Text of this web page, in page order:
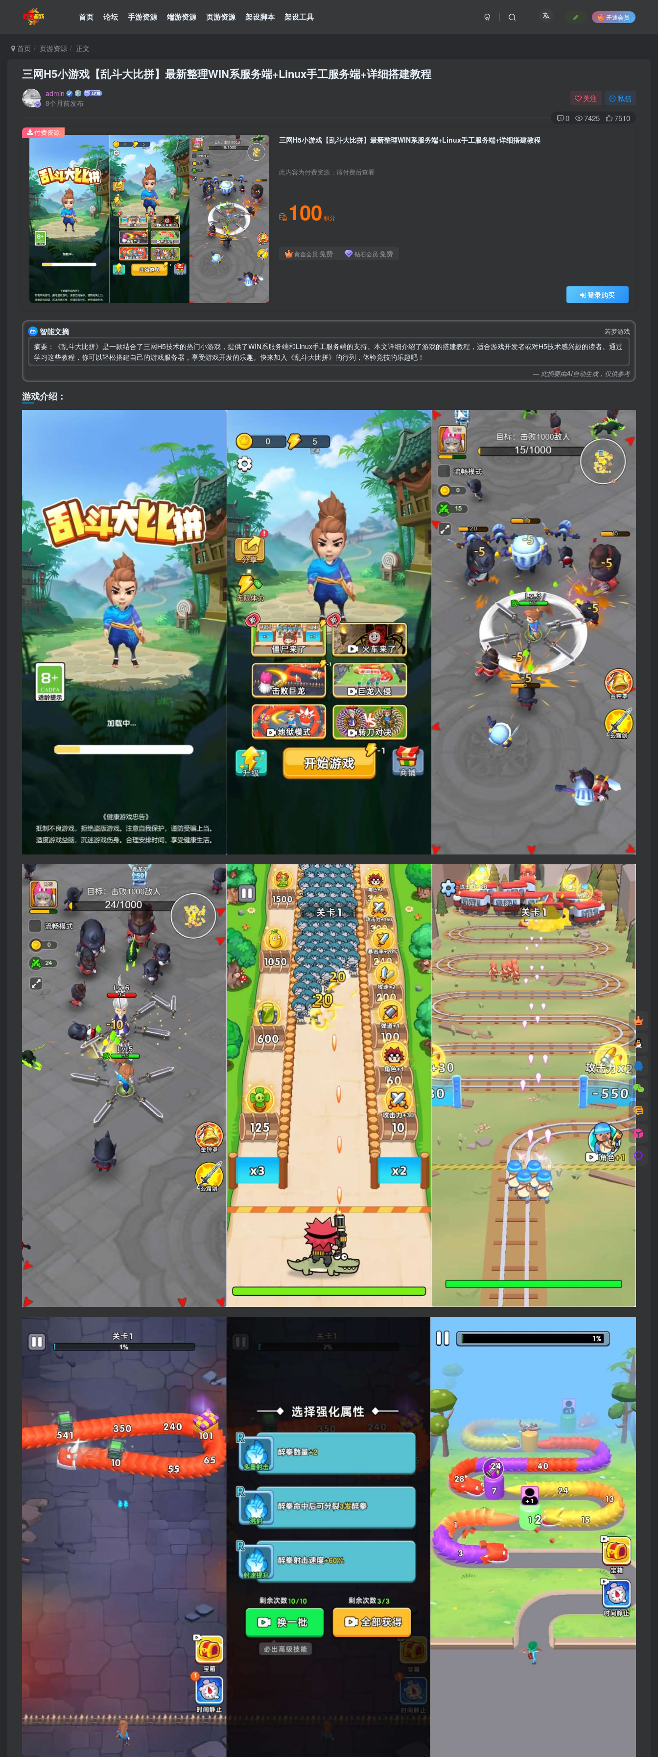
首页 论坛 手游资源 端游资源 页游资源 架设脚本 架设工具 开通会员
首页 页游资源 正文
三网H5小游戏【乱斗大比拼】最新整理WIN系服务端+Linux手工服务端+详细搭建教程
admin
8个月前发布
关注 私信
0 7425 7510
三网H5小游戏【乱斗大比拼】最新整理WIN系服务端+Linux手工服务端+详细搭建教程
此内容为付费资源，请付费后查看
100 积分
黄金会员 免费 钻石会员 免费
登录购买
付费资源
智能文摘 若梦游戏
摘要：《乱斗大比拼》是一款结合了三网H5技术的热门小游戏，提供了WIN系服务端和Linux手工服务端的支持。本文详细介绍了游戏的搭建教程，适合游戏开发者或对H5技术感兴趣的读者。通过
学习这些教程，你可以轻松搭建自己的游戏服务器，享受游戏开发的乐趣。快来加入《乱斗大比拼》的行列，体验竞技的乐趣吧！
— 此摘要由AI自动生成，仅供参考
游戏介绍：